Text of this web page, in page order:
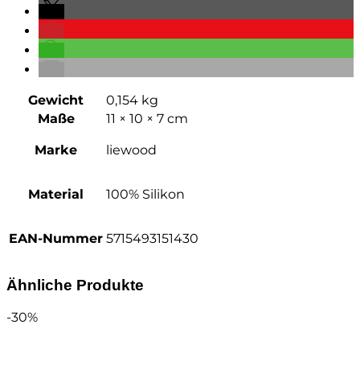
Gewicht
0,154 kg
Maße
11 × 10 × 7 cm
Marke liewood
Material 100% Silikon
EAN-Nummer 5715493151430
Ähnliche Produkte
-30%